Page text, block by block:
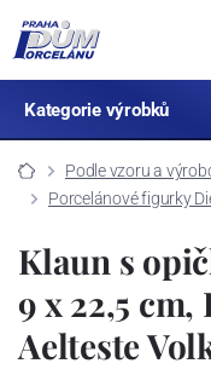
Kategorie výrobků
Podle vzoru a
Porcelánové figurky
Klaun s
9 x 22,5
Aelteste